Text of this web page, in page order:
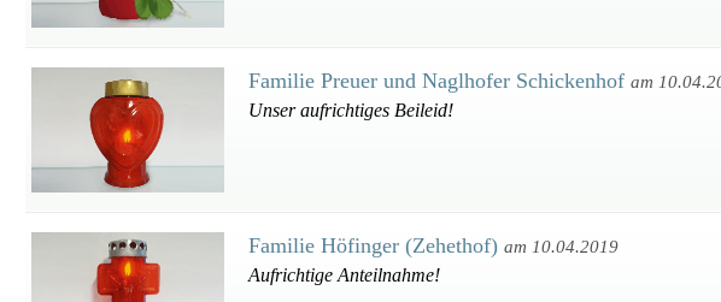
Familie Preuer und Naglhofer Schickenhof am
Unser aufrichtiges Beileid!
Familie Höfinger (Zehethof) am 10.04.2019
Aufrichtige Anteilnahme!